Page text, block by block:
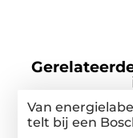
Van
telt bij een